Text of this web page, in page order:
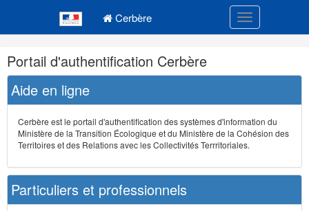
Cerbère Toggle
Navigation
et
outils
annexes
Portail d'authentification Cerbère
Aide en ligne
Cerbère est le portail d'authentification des systèmes d'information du
Ministère de la Transition Écologique et du Ministère de la Cohésion des
Territoires et des Relations avec les Collectivités Terrritoriales.
Particuliers et professionnels